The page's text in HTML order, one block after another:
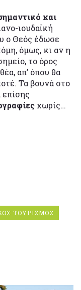
και
ιουδαϊκή
ο Θεός έδωσε
όμως, κι αν η
το όρος
απ’ όπου θα
Τα βουνά στο
χωρίς…
ΤΟΥΡΙΣΜΟΣ